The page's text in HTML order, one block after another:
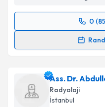
kapsamda
Takvim
0
Randevu Takvimi
takvim
E-posta Adresiniz
Ass. Dr.
Radyoloji
İstanbul